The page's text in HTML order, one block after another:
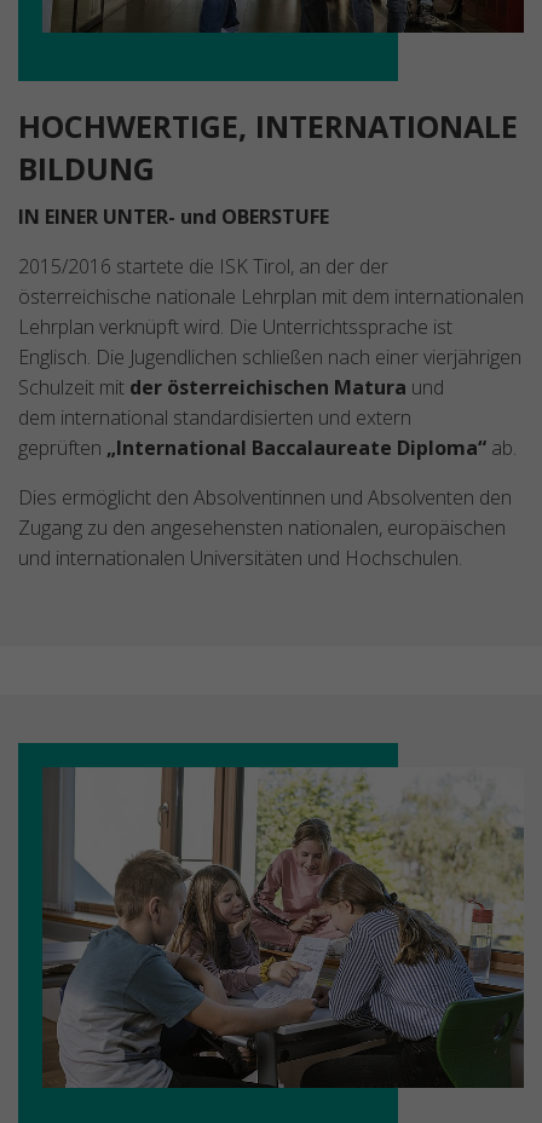
HOCHWERTIGE, INTERNATIONALE
BILDUNG
IN EINER UNTER- und OBERSTUFE
2015/2016 startete die ISK Tirol, an der der
österreichische nationale Lehrplan mit dem internationalen
Lehrplan verknüpft wird. Die Unterrichtssprache ist
Englisch. Die Jugendlichen schließen nach einer vierjährigen
Schulzeit mit der österreichischen Matura und
dem international standardisierten und extern
geprüften „International Baccalaureate Diploma“ ab.
Dies ermöglicht den Absolventinnen und Absolventen den
Zugang zu den angesehensten nationalen, europäischen
und internationalen Universitäten und Hochschulen.